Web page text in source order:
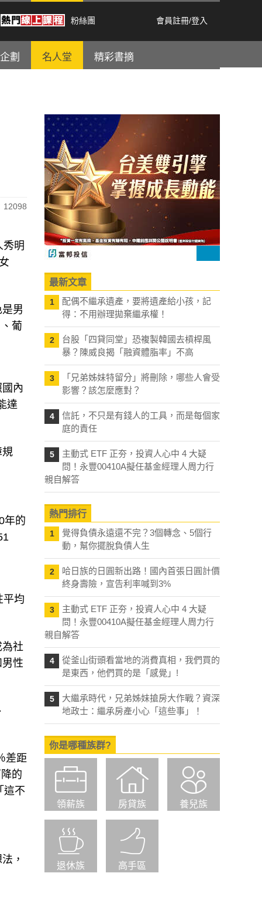
粉絲團 會員註冊/登入
劃 名人堂 精彩書摘
12098
秀明
男
葡
內
達
規
年的
平均
社
性
差距
的
這不
，
最新文章
1
配偶不繼承遺產，要將遺產給小孩，記
得：不用辦理拋棄繼承權！
2
台股「四貸同堂」恐複製韓國去槓桿風
暴？陳威良揭「融資體脂率」不高
3
「兄弟姊妹特留分」將刪除，哪些人會受
影響？該怎麼應對？
4
信託，不只是有錢人的工具，而是每個家
庭的責任
5
主動式 ETF 正夯，投資人心中 4 大疑
問！永豐00410A擬任基金經理人周力行
親自解答
熱門排行
1
覺得負債永遠還不完？3個轉念、5個行
動，幫你擺脫負債人生
2
哈日族的日圓新出路！國內首張日圓計價
終身壽險，宣告利率喊到3%
3
主動式 ETF 正夯，投資人心中 4 大疑
問！永豐00410A擬任基金經理人周力行
親自解答
4
從釜山街頭看當地的消費真相，我們買的
是東西，他們買的是「感覺」!
5
大繼承時代，兄弟姊妹搶房大作戰？資深
地政士：繼承房產小心「這些事」！
你是哪種族群?
領薪族 房貸族 養兒族
退休族 高手區